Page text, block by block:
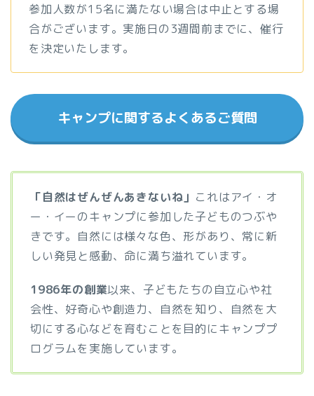
参加人数が15名に満たない場合は中止とする場
合がございます。実施日の3週間前までに、催行
を決定いたします。
キャンプに関するよくあるご質問
「自然はぜんぜんあきないね」 これはアイ・オ
ー・イーのキャンプに参加した子どものつぶや
きです。自然には様々な色、形があり、常に新
しい発見と感動、命に満ち溢れています。
1986年の創業以来、子どもたちの自立心や社
会性、好奇心や創造力、自然を知り、自然を大
切にする心などを育むことを目的にキャンププ
ログラムを実施しています。